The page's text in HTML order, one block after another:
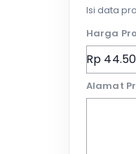
Isi data
Harga
Alamat